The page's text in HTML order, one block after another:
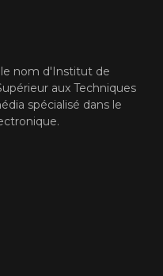
le nom d'Institut de
aux Techniques
spécialisé dans le